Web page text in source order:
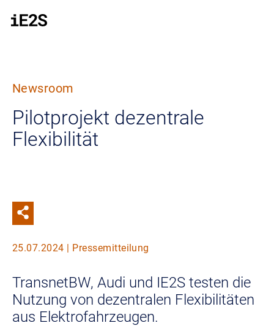
Newsroom
Pilotprojekt dezentrale
Flexibilität
25.07.2024 | Pressemitteilung
TransnetBW, Audi und IE2S testen die
Nutzung von dezentralen Flexibilitäten
aus Elektrofahrzeugen.